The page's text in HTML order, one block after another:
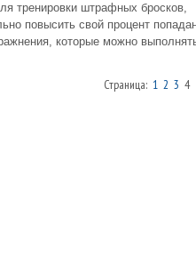
тренировки штрафных бросков,
повысить свой процент
которые можно
Страница: 1 2 3 4